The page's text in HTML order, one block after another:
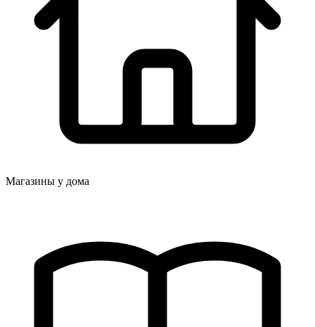
Магазины у дома